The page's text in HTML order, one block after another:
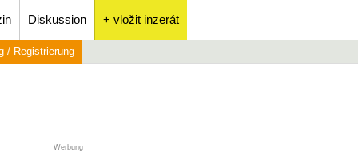
Diskussion + vložit inzerát
/ Registrierung
Werbung